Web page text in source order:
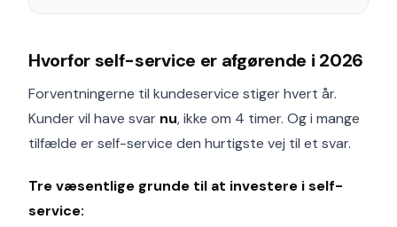
Hvorfor self-service er afgørende i 2026
Forventningerne til kundeservice stiger hvert år.
Kunder vil have svar nu, ikke om 4 timer. Og i mange
tilfælde er self-service den hurtigste vej til et svar.
Tre væsentlige grunde til at investere i self-
service: